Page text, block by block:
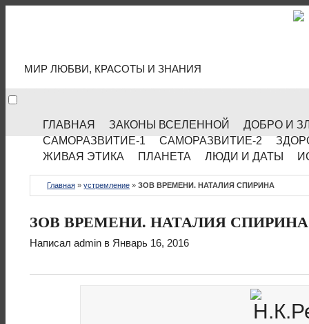
МИР ЛЮБВИ, КРАСОТЫ И ЗНАНИЯ
ГЛАВНАЯ ЗАКОНЫ ВСЕЛЕННОЙ
ДОБРО И
САМОРАЗВИТИЕ-1
САМОРАЗВИТИЕ-2
ЖИВАЯ ЭТИКА
ПЛАНЕТА ЛЮДИ И ДАТЫ
Главная » устремление » ЗОВ ВРЕМЕНИ. НАТАЛИЯ СПИРИНА
ЗОВ ВРЕМЕНИ. НАТАЛИЯ СПИРИНА
Написал admin в Январь 16, 2016